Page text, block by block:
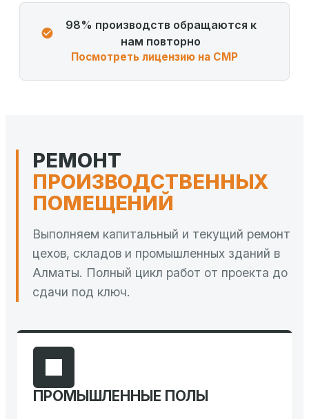
98% производств обращаются к
нам повторно
Посмотреть лицензию на СМР
РЕМОНТ
ПРОИЗВОДСТВЕННЫХ
ПОМЕЩЕНИЙ
Выполняем капитальный и текущий ремонт
цехов, складов и промышленных зданий в
Алматы. Полный цикл работ от проекта до
сдачи под ключ.
ПРОМЫШЛЕННЫЕ ПОЛЫ